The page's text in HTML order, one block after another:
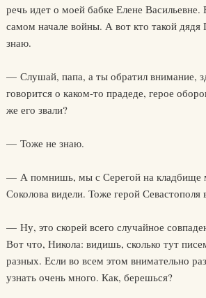
речь идет о моей бабке Елене
самом начале войны. А вот кто такой
знаю.
— Слушай, папа, а ты обратил внимание,
говорится о каком-то прадеде, герое
же его звали?
— Тоже не знаю.
— А помнишь, мы с Серегой на кладбище
Соколова видели. Тоже герой
— Ну, это скорей всего случайное
Вот что, Никола: видишь, сколько тут
разных. Если во всем этом внимательно
узнать очень много. Как, берешься?